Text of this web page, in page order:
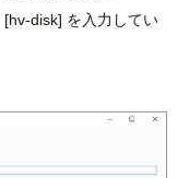
[hv-disk] を入力してい